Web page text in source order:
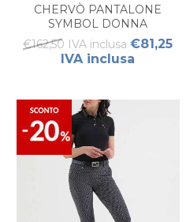
CHERVÒ PANTALONE
SYMBOL DONNA
€162,50 IVA inclusa €81,25
IVA inclusa